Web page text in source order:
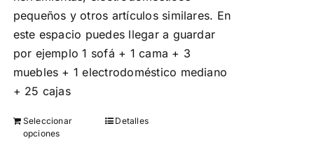
pequeños y otros artículos similares. En
este espacio puedes llegar a guardar
por ejemplo 1 sofá + 1 cama + 3
muebles + 1 electrodoméstico mediano
+ 25 cajas
Seleccionar
opciones
EsteDetalles